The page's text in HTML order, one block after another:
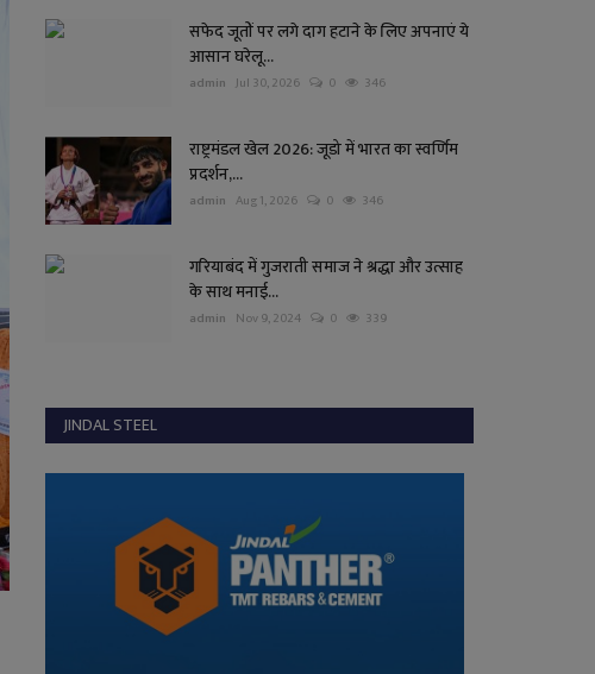
सफेद जूतों पर लगे दाग हटाने के लिए अपनाएं ये
आसान घरेलू...
admin Jul 30, 2026 0 346
राष्ट्रमंडल खेल 2026: जूडो में भारत का स्वर्णिम
प्रदर्शन,...
admin Aug 1, 2026 0 346
गरियाबंद में गुजराती समाज ने श्रद्धा और उत्साह
के साथ मनाई...
admin Nov 9, 2024 0 339
JINDAL STEEL